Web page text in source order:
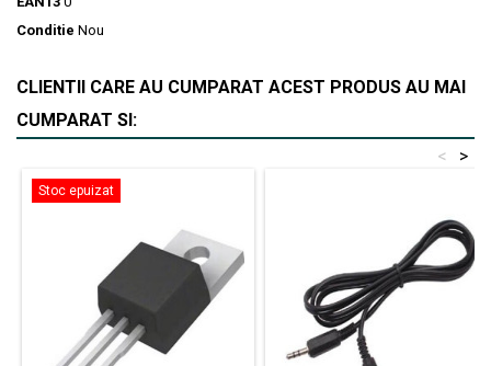
Conditie Nou
CLIENTII CARE AU CUMPARAT ACEST PRODUS AU MAI
CUMPARAT SI:
>
<
Stoc epuizat